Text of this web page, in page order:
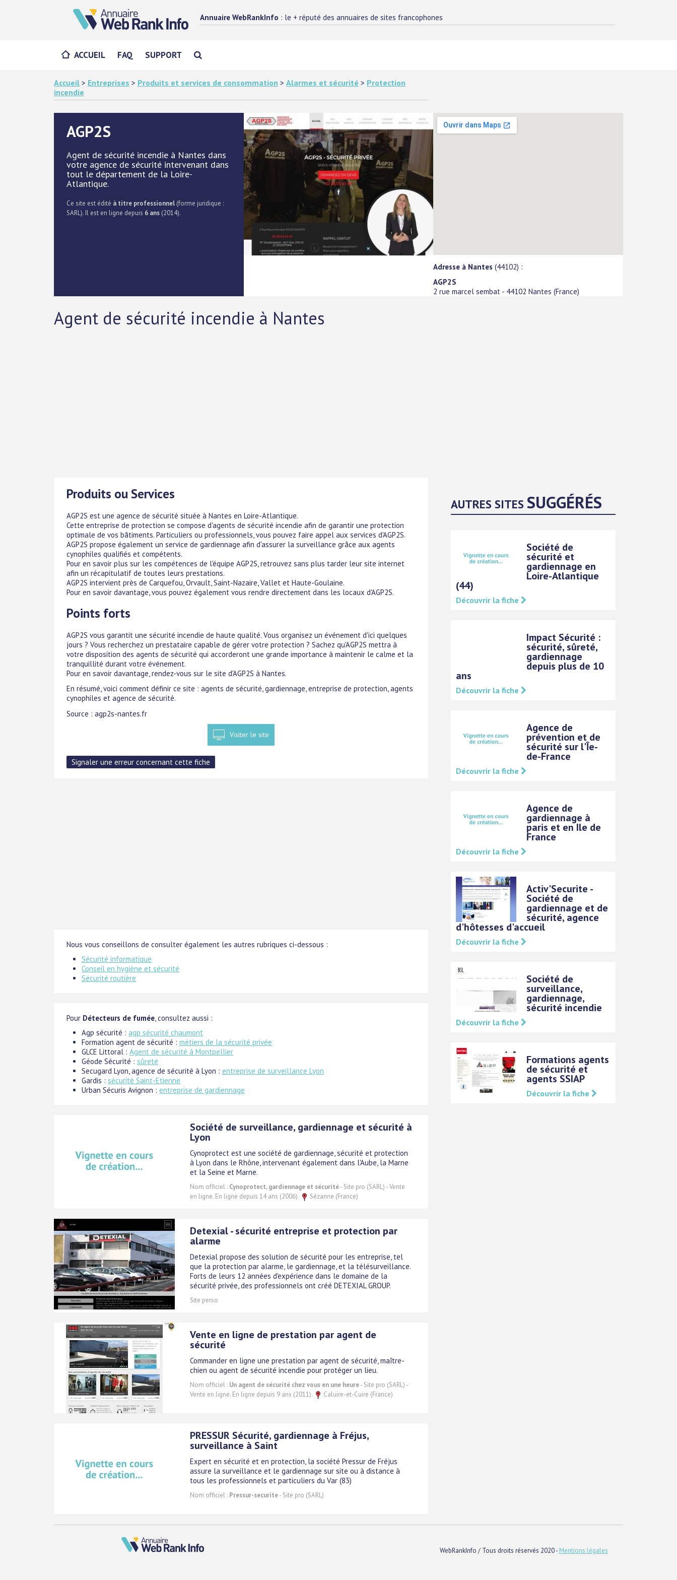
Annuaire WebRankInfo : le + réputé des annuaires de sites francophones
ACCUEIL FAQ SUPPORT
Accueil > Entreprises > Produits et services de consommation > Alarmes et sécurité > Protection
incendie
AGP2S
Agent de sécurité incendie à Nantes dans
votre agence de sécurité intervenant dans
tout le département de la Loire-
Atlantique.
Ce site est édité à titre professionnel (forme juridique :
SARL). Il est en ligne depuis 6 ans (2014).
Adresse à Nantes (44102) :
AGP2S
2 rue marcel sembat - 44102 Nantes (France)
Agent de sécurité incendie à Nantes
Produits ou Services
AGP2S est une agence de sécurité située à Nantes en Loire-Atlantique.
Cette entreprise de protection se compose d'agents de sécurité incendie afin de garantir une protection
optimale de vos bâtiments. Particuliers ou professionnels, vous pouvez faire appel aux services d'AGP2S.
AGP2S propose également un service de gardiennage afin d'assurer la surveillance grâce aux agents
cynophiles qualifiés et compétents.
Pour en savoir plus sur les compétences de l'équipe AGP2S, retrouvez sans plus tarder leur site internet
afin un récapitulatif de toutes leurs prestations.
AGP2S intervient près de Carquefou, Orvault, Saint-Nazaire, Vallet et Haute-Goulaine.
Pour en savoir davantage, vous pouvez également vous rendre directement dans les locaux d'AGP2S.
Points forts
AGP2S vous garantit une sécurité incendie de haute qualité. Vous organisez un événement d'ici quelques
jours ? Vous recherchez un prestataire capable de gérer votre protection ? Sachez qu'AGP2S mettra à
votre disposition des agents de sécurité qui accorderont une grande importance à maintenir le calme et la
tranquillité durant votre événement.
Pour en savoir davantage, rendez-vous sur le site d'AGP2S à Nantes.
En résumé, voici comment définir ce site : agents de sécurité, gardiennage, entreprise de protection, agents
cynophiles et agence de sécurité.
Source : agp2s-nantes.fr
Visiter le site
Nous vous conseillons de consulter également les autres rubriques ci-dessous :
Sécurité informatique
Conseil en hygiène et sécurité
Sécurité routière
Pour Détecteurs de fumée , consultez aussi :
Agp sécurité : agp sécurité chaumont
Formation agent de sécurité : métiers de la sécurité privée
GLCE Littoral : Agent de sécurité à Montpellier
Géode Sécurité : sûreté
Secugard Lyon, agence de sécurité à Lyon : entreprise de surveillance Lyon
Gardis : sécurité Saint-Etienne
Urban Sécuris Avignon : entreprise de gardiennage
Société de surveillance, gardiennage et sécurité à
Lyon
Cynoprotect est une société de gardiennage, sécurité et protection
à Lyon dans le Rhône, intervenant également dans l'Aube, la Marne
et la Seine et Marne.
Nom officiel : Cynoprotect, gardiennage et sécurité- Site pro (SARL) - Vente
en ligne. En ligne depuis 14 ans (2006).
Sézanne (France)
Detexial - sécurité entreprise et protection par
alarme
Detexial propose des solution de sécurité pour les entreprise, tel
que la protection par alarme, le gardiennage, et la télésurveillance.
Forts de leurs 12 années d'expérience dans le domaine de la
sécurité privée, des professionnels ont créé DETEXIAL GROUP.
Site perso
Vente en ligne de prestation par agent de
sécurité
Commander en ligne une prestation par agent de sécurité, maître-
chien ou agent de sécurité incendie pour protéger un lieu.
Nom officiel : Un agent de sécurité chez vous en une heure- Site pro (SARL) -
Vente en ligne. En ligne depuis 9 ans (2011).
Caluire-et-Cuire (France)
PRESSUR Sécurité, gardiennage à Fréjus,
surveillance à Saint
Expert en sécurité et en protection, la société Pressur de Fréjus
assure la surveillance et le gardiennage sur site ou à distance à
tous les professionnels et particuliers du Var (83)
Nom officiel : Pressur-securite- Site pro (SARL)
AUTRES SITESSUGGÉRÉS
Société de
sécurité et
gardiennage en
Loire-Atlantique
(44)
Découvrir la fiche
Impact Sécurité :
sécurité, sûreté,
gardiennage
depuis plus de 10
ans
Découvrir la fiche
Agence de
prévention et de
sécurité sur l'Îe-
de-France
Découvrir la fiche
Agence de
gardiennage à
paris et en Ile de
France
Découvrir la fiche
Activ'Securite -
Société de
gardiennage et de
sécurité, agence
d'hôtesses d'accueil
Découvrir la fiche
Société de
surveillance,
gardiennage,
sécurité incendie
Découvrir la fiche
Formations agents
de sécurité et
agents SSIAP
Découvrir la fiche
WebRankInfo / Tous droits réservés 2020 - Mentions légales